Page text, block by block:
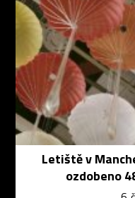
Letiště v
ozdobeno